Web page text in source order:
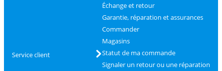
Service client
Échange et retour
Garantie, réparation et assurances
Commander
Magasins
Statut de ma commande
Signaler un retour ou une réparation